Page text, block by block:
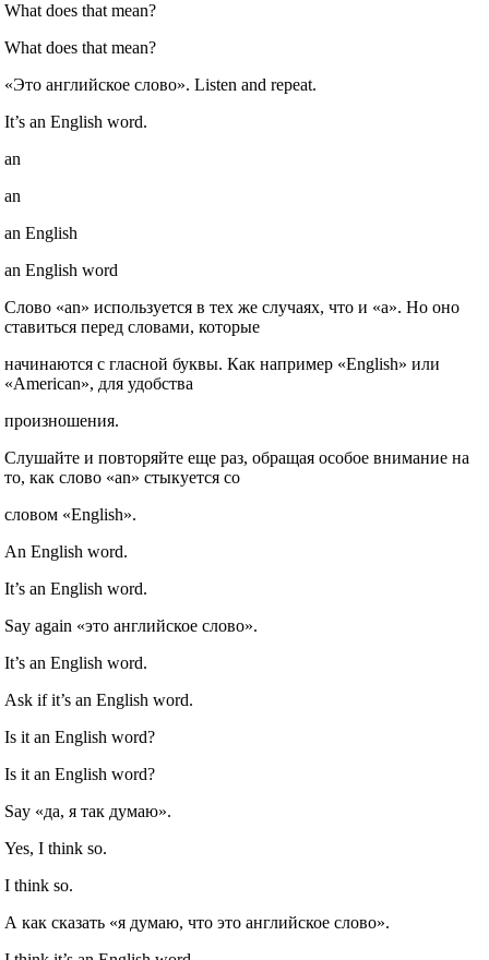
What does that mean?
What does that mean?
«Это английское слово». Listen and repeat.
It’s an English word.
an
an
an English
an English word
Слово «an» используется в тех же случаях, что и «a». Но оно
ставиться перед словами, которые
начинаются с гласной буквы. Как например «English» или
«American», для удобства
произношения.
Слушайте и повторяйте еще раз, обращая особое внимание на
то, как слово «an» стыкуется со
словом «English».
An English word.
It’s an English word.
Say again «это английское слово».
It’s an English word.
Ask if it’s an English word.
Is it an English word?
Is it an English word?
Say «да, я так думаю».
Yes, I think so.
I think so.
А как сказать «я думаю, что это английское слово».